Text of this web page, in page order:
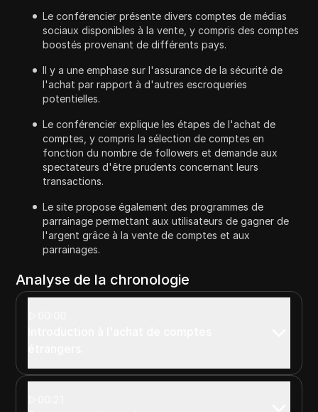
Le conférencier présente divers comptes de médias
sociaux disponibles à la vente, y compris des comptes
boostés provenant de différents pays.
Il y a une emphase sur l'assurance de la sécurité de
l'achat par rapport à d'autres escroqueries
potentielles.
Le conférencier explique les étapes de l'achat de
comptes, y compris la sélection de comptes en
fonction du nombre de followers et demande aux
spectateurs d'être prudents concernant leurs
transactions.
Le site propose également des programmes de
parrainage permettant aux utilisateurs de gagner de
l'argent grâce à la vente de comptes et aux
parrainages.
Analyse de la chronologie